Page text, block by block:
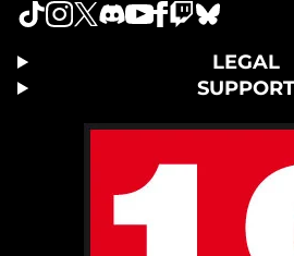
LEGAL
SUPPORT